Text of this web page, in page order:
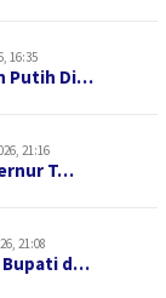
16:35
Putih Di…
21:16
T…
21:08
Bupati d…